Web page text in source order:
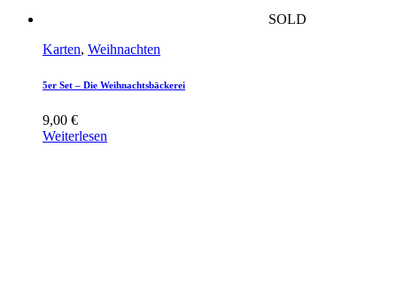
SOLD
Karten, Weihnachten
5er Set – Die Weihnachtsbäckerei
9,00 €
Weiterlesen